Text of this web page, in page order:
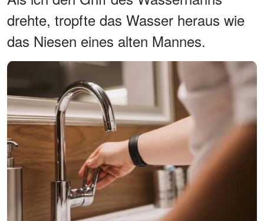
drehte, tropfte das Wasser heraus wie
das Niesen eines alten Mannes.